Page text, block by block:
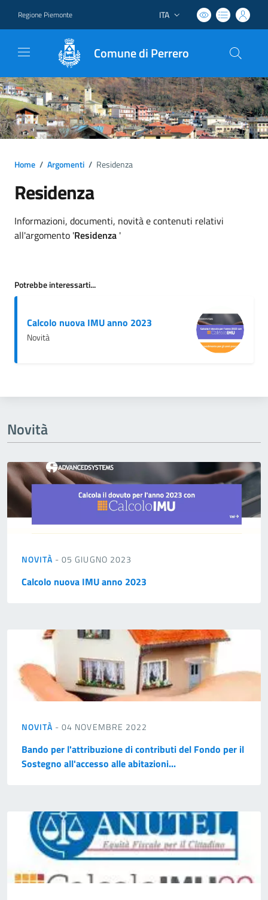
Regione Piemonte Lingua attiva:
ITA
Comune di Perrero
Home / Argomenti / Residenza
Residenza
Dettagli argomento
Informazioni, documenti, novità e contenuti relativi
all'argomento 'Residenza '
Potrebbe interessarti...
Calcolo nuova IMU anno 2023
Novità
Novità
NOVITÀ - 05 GIUGNO 2023
Calcolo nuova IMU anno 2023
NOVITÀ - 04 NOVEMBRE 2022
Bando per l'attribuzione di contributi del Fondo per il
Sostegno all'accesso alle abitazioni...